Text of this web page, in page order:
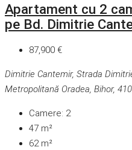
Apartament cu 2
pe Bd. Dimitrie
87,900 €
Dimitrie Cantemir, Strada
Metropolitană Oradea, Bihor,
Camere: 2
47 m²
62m²